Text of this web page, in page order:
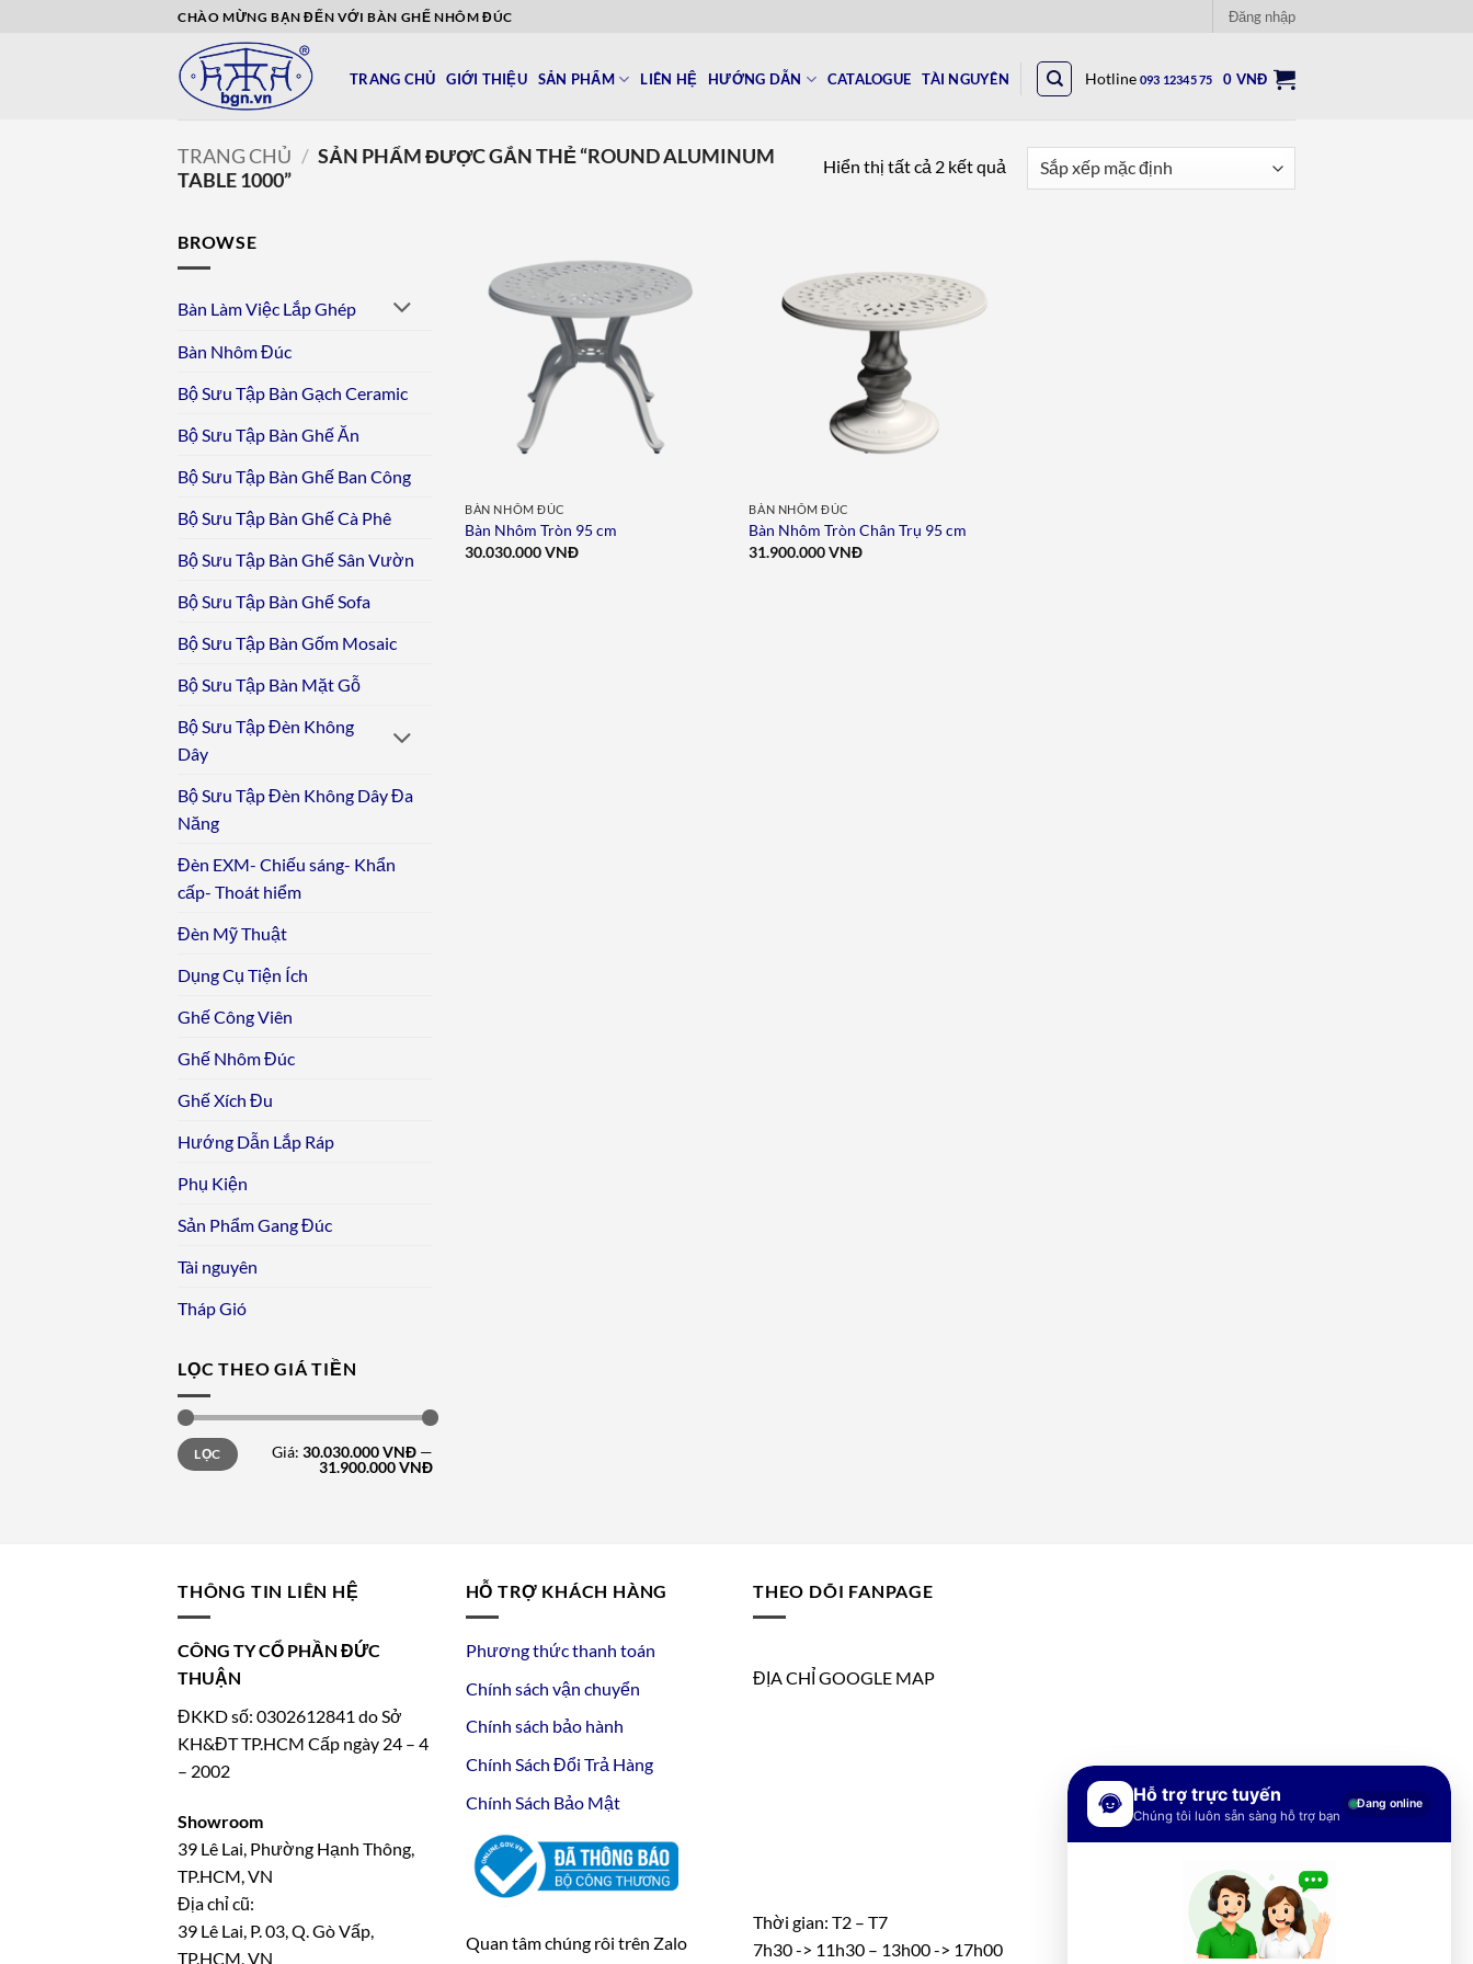
CHÀO MỪNG BẠN ĐẾN VỚI BÀN GHẾ NHÔM ĐÚC Đăng nhập
TRANG CHỦ GIỚI THIỆU SẢN PHẨM LIÊN HỆ HƯỚNG DẪN CATALOGUE TÀI NGUYÊN Hotline 093 12345 75 0 VNĐ
TRANG CHỦ / SẢN PHẨM ĐƯỢC GẮN THẺ “ROUND ALUMINUM
TABLE 1000”
Hiển thị tất cả 2 kết quả
BROWSE
Bàn Làm Việc Lắp Ghép
Bàn Nhôm Đúc
Bộ Sưu Tập Bàn Gạch Ceramic
Bộ Sưu Tập Bàn Ghế Ăn
Bộ Sưu Tập Bàn Ghế Ban Công
Bộ Sưu Tập Bàn Ghế Cà Phê
Bộ Sưu Tập Bàn Ghế Sân Vườn
Bộ Sưu Tập Bàn Ghế Sofa
Bộ Sưu Tập Bàn Gốm Mosaic
Bộ Sưu Tập Bàn Mặt Gỗ
Bộ Sưu Tập Đèn Không
Dây
Bộ Sưu Tập Đèn Không Dây Đa
Năng
Đèn EXM- Chiếu sáng- Khẩn
cấp- Thoát hiểm
Đèn Mỹ Thuật
Dụng Cụ Tiện Ích
Ghế Công Viên
Ghế Nhôm Đúc
Ghế Xích Đu
Hướng Dẫn Lắp Ráp
Phụ Kiện
Sản Phẩm Gang Đúc
Tài nguyên
Tháp Gió
LỌC THEO GIÁ TIỀN
Giá
tối
thiểu
Giá
tối
đa
LỌC Giá: 30.030.000 VNĐ—
31.900.000 VNĐ
Add to
wishlist
BÀN NHÔM ĐÚC
Bàn Nhôm Tròn 95 cm
30.030.000VNĐ
Add to
wishlist
BÀN NHÔM ĐÚC
Bàn Nhôm Tròn Chân Trụ 95 cm
31.900.000VNĐ
THÔNG TIN LIÊN HỆ
CÔNG TY CỔ PHẦN ĐỨC
THUẬN
ĐKKD số: 0302612841 do Sở
KH&ĐT TP.HCM Cấp ngày 24 – 4
– 2002
Showroom
39 Lê Lai, Phường Hạnh Thông,
TP.HCM, VN
Địa chỉ cũ:
39 Lê Lai, P. 03, Q. Gò Vấp,
TP.HCM, VN
HỖ TRỢ KHÁCH HÀNG
Phương thức thanh toán
Chính sách vận chuyển
Chính sách bảo hành
Chính Sách Đổi Trả Hàng
Chính Sách Bảo Mật
Quan tâm chúng rôi trên Zalo
THEO DÕI FANPAGE
ĐỊA CHỈ GOOGLE MAP
Thời gian: T2 – T7
7h30 -> 11h30 – 13h00 -> 17h00
Hỗ trợ trực tuyến
Chúng tôi luôn sẵn sàng hỗ trợ bạn
Đang online